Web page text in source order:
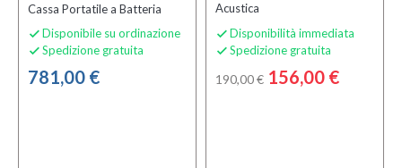
Cassa Portatile a Batteria
 Disponibile su ordinazione
 Spedizione gratuita
781,00 €
Acustica
 Disponibilità immediata
 Spedizione gratuita
190,00 € 156,00 €